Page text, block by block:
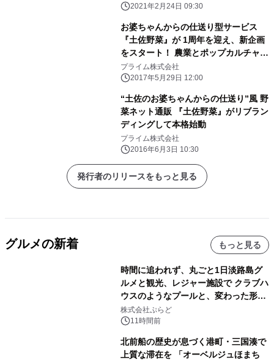
2021年2月24日 09:30
お婆ちゃんからの仕送り型サービス
『土佐野菜』が 1周年を迎え、新企画
をスタート！ 農業とポップカルチャー
を掛け合わせた “アグリポップカルチ
ャー”で新しいマーケット開拓を目指
プライム株式会社
2017年5月29日 12:00
“土佐のお婆ちゃんからの仕送り”風 野
菜ネット通販 『土佐野菜』がリブラン
ディングして本格始動
プライム株式会社
2016年6月3日 10:30
発行者のリリースをもっと見る
グルメの新着 もっと見る
時間に追われず、丸ごと1日淡路島グ
ルメと観光、レジャー施設で クラブハ
ウスのようなプールと、変わった形の
サウナも 「THE BOXY AWAJI」のお
得な素泊まり連泊プランで
株式会社ぷらど
11時間前
北前船の歴史が息づく港町・三国湊で
上質な滞在を 「オーベルジュほまち